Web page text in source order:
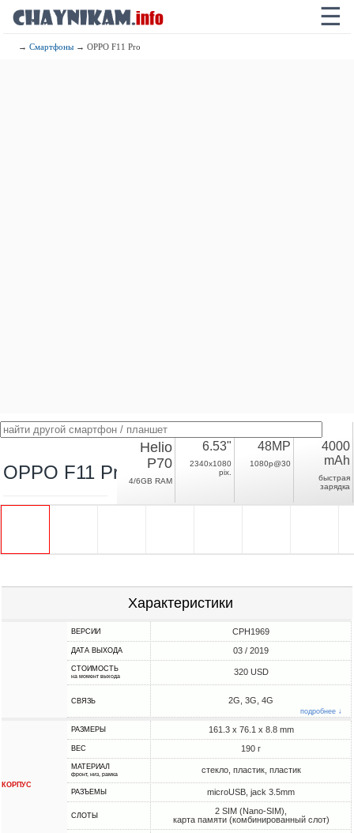
☰
→Смартфоны → OPPO F11 Pro
OPPO F11 Pro
Helio
P70
4/6GB RAM
6.53"
2340x1080
pix.
48MP
1080p@30
4000
mAh
быстрая
зарядка
Характеристики
ВЕРСИИ CPH1969
ДАТА ВЫХОДА 03 / 2019
СТОИМОСТЬ
на момент выхода 320 USD
СВЯЗЬ 2G, 3G, 4G
подробнее ↓
КОРПУС
РАЗМЕРЫ 161.3 x 76.1 x 8.8 mm
ВЕС 190 г
МАТЕРИАЛ
фронт, низ, рамка стекло, пластик, пластик
РАЗЪЕМЫ microUSB, jack 3.5mm
СЛОТЫ
2 SIM (Nano-SIM),
карта памяти (комбинированный слот)